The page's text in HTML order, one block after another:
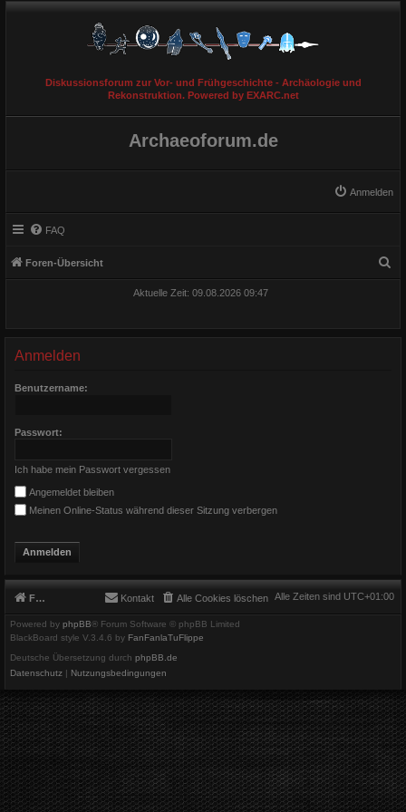
Diskussionsforum zur Vor- und Frühgeschichte - Archäologie und
Rekonstruktion. Powered by EXARC.net
Archaeoforum.de
Anmelden
FAQ
Foren-Übersicht
Aktuelle Zeit: 09.08.2026 09:47
Anmelden
Benutzername:
Passwort:
Ich habe mein Passwort vergessen
Angemeldet bleiben
Meinen Online-Status während dieser Sitzung verbergen
Foren-Übersicht Alle Zeiten sind UTC+01:00
Alle Cookies löschen
Kontakt
Powered by phpBB® Forum Software © phpBB Limited
BlackBoard style V.3.4.6 by FanFanlaTuFlippe
Deutsche Übersetzung durch phpBB.de
Datenschutz | Nutzungsbedingungen